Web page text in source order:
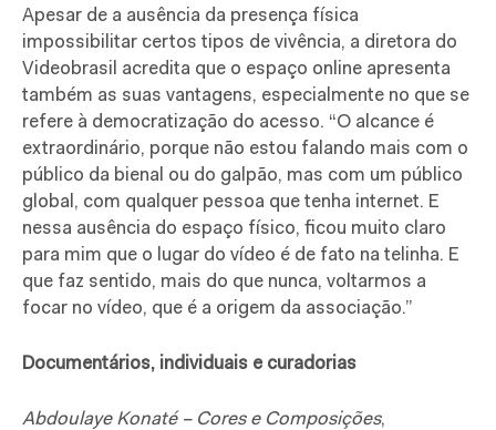
Apesar de a ausência da presença física
impossibilitar certos tipos de vivência, a diretora do
Videobrasil acredita que o espaço online apresenta
também as suas vantagens, especialmente no que se
refere à democratização do acesso. “O alcance é
extraordinário, porque não estou falando mais com o
público da bienal ou do galpão, mas com um público
global, com qualquer pessoa que tenha internet. E
nessa ausência do espaço físico, ficou muito claro
para mim que o lugar do vídeo é de fato na telinha. E
que faz sentido, mais do que nunca, voltarmos a
focar no vídeo, que é a origem da associação.”
Documentários, individuais e curadorias
Abdoulaye Konaté – Cores e Composições,